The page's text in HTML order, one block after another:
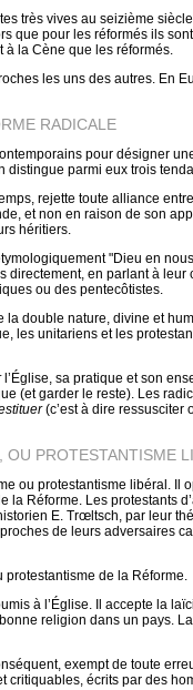
très vives au seizième
que pour les réformés ils
à la Cène que les réformés.
les uns des autres. En
RADICALE
pour désigner
distingue parmi eux trois
rejette toute alliance
et non en raison de son
héritiers.
"Dieu en
directement, en parlant à
ou des pentecôtistes.
double nature, divine et
les unitariens et les
l’Église, sa pratique et son
(et garder le reste). Les
(c’est à dire ressusciter
PROTESTANTISME
ou protestantisme libéral. Il
Réforme. Les protestants
E. Trœltsch, par leur
de leurs adversaires
protestantisme de la Réforme.
à l’Église. Il accepte la
religion dans un pays.
exempt de toute
écrits par des